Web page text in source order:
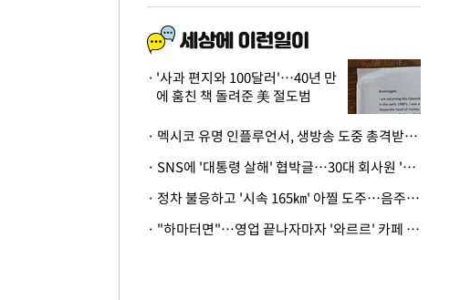
'사과 편지와 100달러'…40년 만
에 훔친 책 돌려준 美 절도범
· 멕시코 유명 인플루언서, 생방송 도중 총격받아 사망
· SNS에 '대통령 살해' 협박글…30대 회사원 '불구속 송치'
· 정차 불응하고 '시속 165㎞' 아찔 도주…음주운전자 체포
· "하마터면"…영업 끝나자마자 '와르르' 카페 테라스 덮친 대리석 외벽